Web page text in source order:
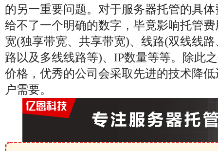
的另一重要问题。对于服务器托管的具
给不了一个明确的数字，毕竟影响托管
宽(独享带宽、共享带宽)、线路(双线线
路以及多线线路等)、IP数量等等。除此
价格，优秀的公司会采取先进的技术降
户需要。